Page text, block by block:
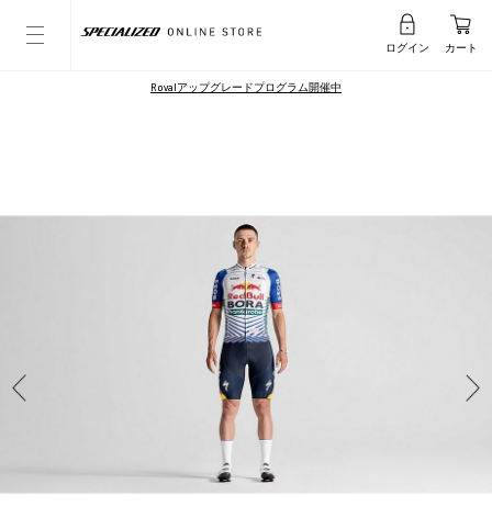
ログイン カート
Rovalアップグレードプログラム開催中